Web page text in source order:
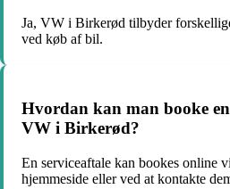
Ja, VW i Birkerød tilbyder
ved køb af bil.
Hvordan kan man booke
VW i Birkerød?
En serviceaftale kan bookes online
hjemmeside eller ved at kontakte